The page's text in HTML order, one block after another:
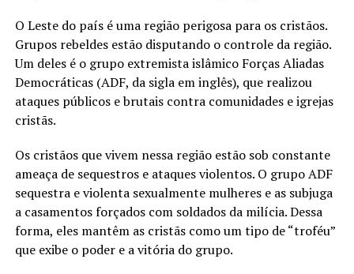
O Leste do país é uma região perigosa para os cristãos.
Grupos rebeldes estão disputando o controle da região.
Um deles é o grupo extremista islâmico Forças Aliadas
Democráticas (ADF, da sigla em inglês), que realizou
ataques públicos e brutais contra comunidades e igrejas
cristãs.
Os cristãos que vivem nessa região estão sob constante
ameaça de sequestros e ataques violentos. O grupo ADF
sequestra e violenta sexualmente mulheres e as subjuga
a casamentos forçados com soldados da milícia. Dessa
forma, eles mantêm as cristãs como um tipo de “troféu”
que exibe o poder e a vitória do grupo.